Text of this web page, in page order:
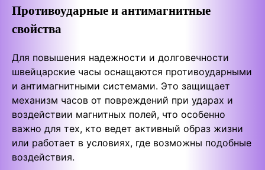
Противоударные и антимагнитные
свойства
Для повышения надежности и долговечности
швейцарские часы оснащаются противоударными
и антимагнитными системами. Это защищает
механизм часов от повреждений при ударах и
воздействии магнитных полей, что особенно
важно для тех, кто ведет активный образ жизни
или работает в условиях, где возможны подобные
воздействия.